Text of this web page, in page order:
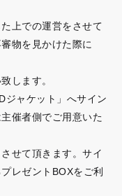
上での運営をさせて
物を見かけた際に
します。
ャケット」へサイン
催者側でご用意いた
せて頂きます。サイ
レゼントBOXをご利